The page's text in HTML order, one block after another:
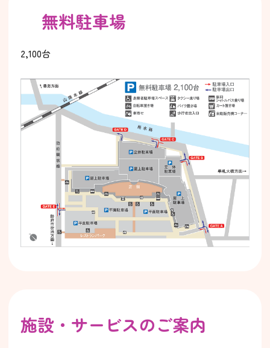
無料駐車場
2,100台
施設・サービスのご案内